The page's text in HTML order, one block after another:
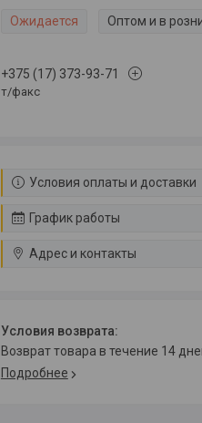
Ожидается Оптом и в
+375 (17) 373-93-71
т/факс
Условия оплаты и доставки
График работы
Адрес и контакты
возврат товара в течение 14
Подробнее